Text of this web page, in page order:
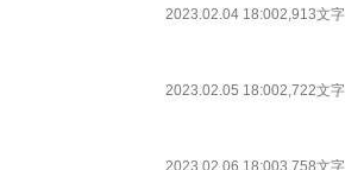
2023.02.04 18:002,913文字
2023.02.05 18:002,722文字
2023.02.06 18:003,758文字